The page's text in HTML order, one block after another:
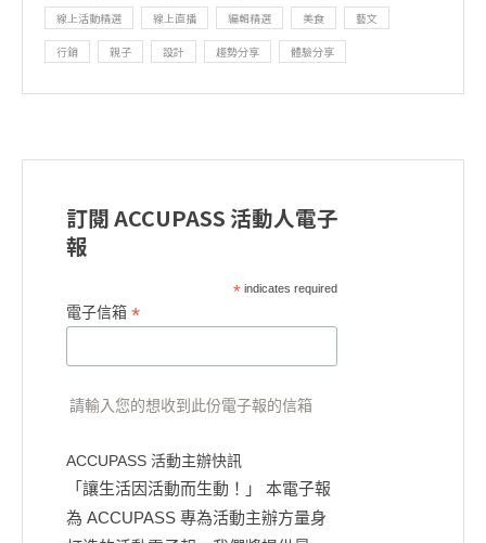
線上活動精選 線上直播 編輯精選 美食 藝文
行銷 親子 設計 趨勢分享 體驗分享
訂閱 ACCUPASS 活動人電子
報
*indicates required
電子信箱 *
請輸入您的想收到此份電子報的信箱
ACCUPASS 活動主辦快訊
「讓生活因活動而生動！」 本電子報
為 ACCUPASS 專為活動主辦方量身